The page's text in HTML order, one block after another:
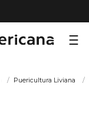
Puericultura Liviana